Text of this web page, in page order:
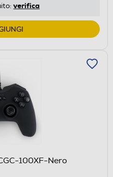
verifica
100XF-Nero